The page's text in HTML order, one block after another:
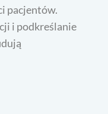
pacjentów.
i podkreślanie